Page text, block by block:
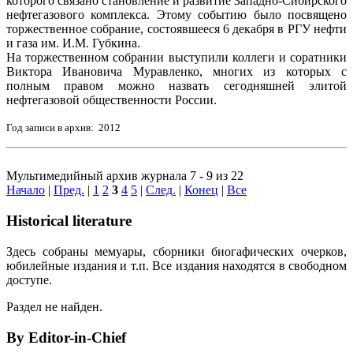
нефтегазового комплекса. Этому событию было посвящено
торжественное собрание, состоявшееся 6 декабря в РГУ нефти
и газа им. И.М. Губкина.
На торжественном собрании выступили коллеги и соратники
Виктора Ивановича Муравленко, многих из которых с
полным правом можно назвать сегодняшней элитой
нефтегазовой общественности России.
Год записи в архив: 2012
Мультимедийный архив журнала 7 - 9 из 22
Начало | Пред. | 1 2 3 4 5 | След. | Конец | Все
Historical literature
Здесь собраны мемуары, сборники биогафических очерков,
юбилейные издания и т.п. Все издания находятся в свободном
доступе.
Раздел не найден.
By Editor-in-Chief